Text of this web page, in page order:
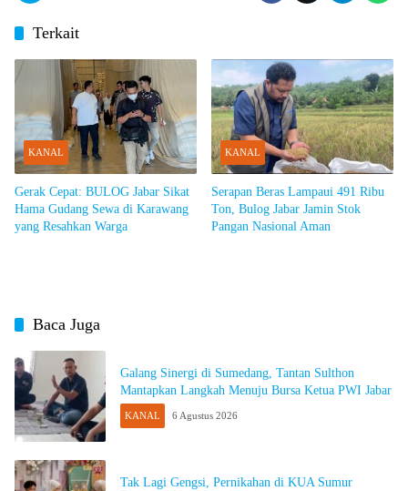
Terkait
KANAL
Gerak Cepat: BULOG Jabar Sikat
Hama Gudang Sewa di Karawang
yang Resahkan Warga
KANAL
Serapan Beras Lampaui 491 Ribu
Ton, Bulog Jabar Jamin Stok
Pangan Nasional Aman
Baca Juga
Galang Sinergi di Sumedang, Tantan Sulthon
Mantapkan Langkah Menuju Bursa Ketua PWI Jabar
KANAL 6 Agustus 2026
Tak Lagi Gengsi, Pernikahan di KUA Sumur